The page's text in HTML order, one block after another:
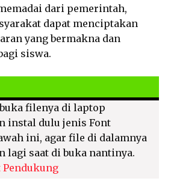
dari pemerintah,
dapat menciptakan
yang bermakna dan
siswa.
filenya di laptop
instal dulu jenis Font
ini, agar file di dalamnya
lagi saat di buka nantinya.
Pendukung